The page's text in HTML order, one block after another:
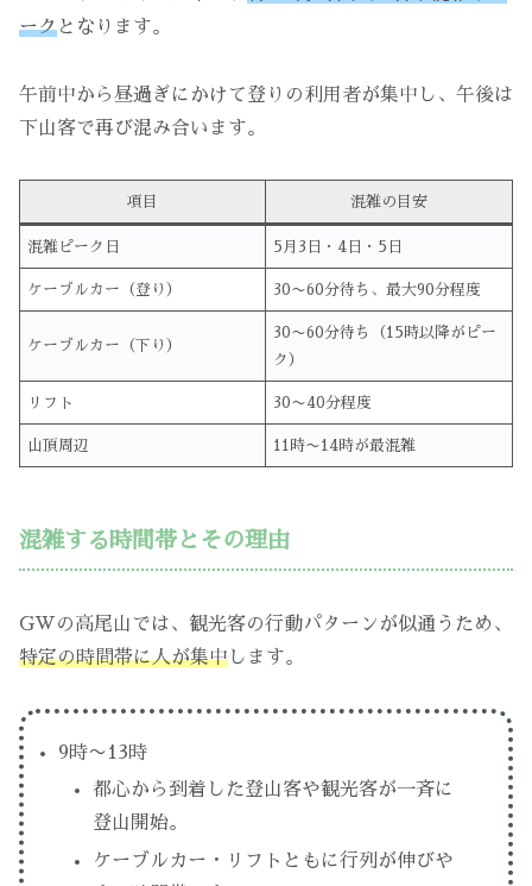
ークとなります。
午前中から昼過ぎにかけて登りの利用者が集中し、午後は
下山客で再び混み合います。
項目 混雑の目安
混雑ピーク日 5月3日・4日・5日
ケーブルカー（登り） 30〜60分待ち、最大90分程度
ケーブルカー（下り）
30〜60分待ち（15時以降がピー
ク）
リフト 30〜40分程度
山頂周辺 11時〜14時が最混雑
混雑する時間帯とその理由
GWの高尾山では、観光客の行動パターンが似通うため、
特定の時間帯に人が集中 します。
9時〜13時
都心から到着した登山客や観光客が一斉に
登山開始。
ケーブルカー・リフトともに行列が伸びや